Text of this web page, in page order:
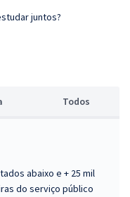
juntos?
Todos
abaixo e + 25 mil
do serviço público